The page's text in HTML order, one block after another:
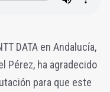
DATA en Andalucía,
Pérez, ha agradecido
para que este